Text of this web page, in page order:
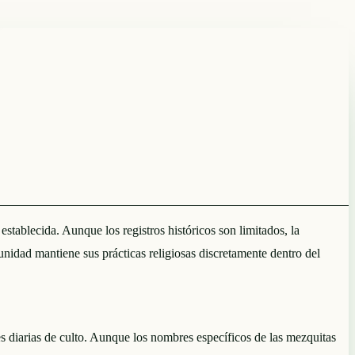
Aunque los registros históricos son limitados, la
mantiene sus prácticas religiosas discretamente dentro del
de culto. Aunque los nombres específicos de las mezquitas